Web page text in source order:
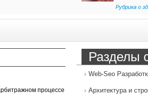
Рубрика о
процессе
Разделы
Web-Seo
Архитектура и